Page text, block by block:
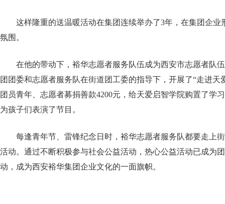
这样隆重的送温暖活动在集团连续举办了3年，在集团企业
氛围。
在他的带动下，裕华志愿者服务队伍成为西安市志愿者队
团团委和志愿者服务队在街道团工委的指导下，开展了“走进天
团员青年、志愿者募捐善款4200元，给天爱启智学院购置了学
为孩子们表演了节目。
每逢青年节、雷锋纪念日时，裕华志愿者服务队都要走上
活动。通过不断积极参与社会公益活动，热心公益活动已成为
动，成为西安裕华集团企业文化的一面旗帜。